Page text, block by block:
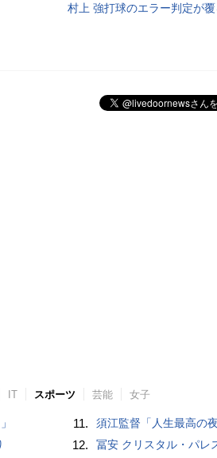
村上 強打球のエラー判定が覆
IT スポーツ 芸能 女子
11. 須江監督「人生最高の夜
12. 冨安 クリスタル・パレ